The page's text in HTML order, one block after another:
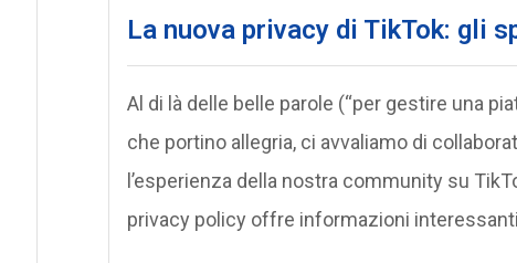
La nuova privacy di TikTok: gli
Al di là delle belle parole (“per gestire una
che portino allegria, ci avvaliamo di
l’esperienza della nostra community su
privacy policy offre informazioni